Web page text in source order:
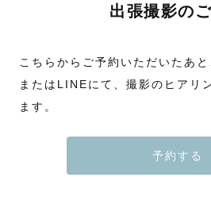
出張撮影の
こちらからご予約いただいたあ
またはLINEにて、撮影のヒアリ
ます。
予約する